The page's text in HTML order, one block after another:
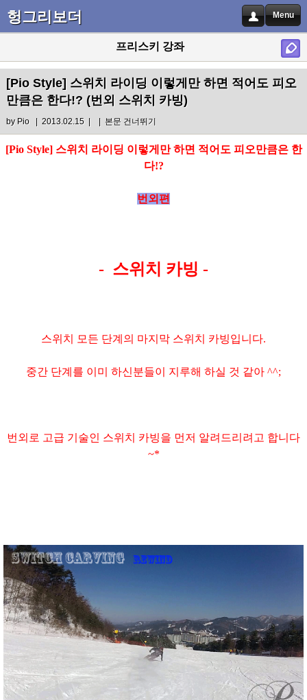
헝그리보더 Menu
프리스키 강좌
[Pio Style] 스위치 라이딩 이렇게만 하면 적어도 피오
만큼은 한다!? (번외 스위치 카빙)
by Pio| 2013.02.15 | | 본문 건너뛰기
[Pio Style] 스위치 라이딩 이렇게만 하면 적어도 피오만큼은 한
다!?
번외편
- 스위치 카빙 -
스위치 모든 단계의 마지막 스위치 카빙입니다.
중간 단계를 이미 하신분들이 지루해 하실 것 같아 ^^;
번외로 고급 기술인 스위치 카빙을 먼저 알려드리려고 합니다
~*